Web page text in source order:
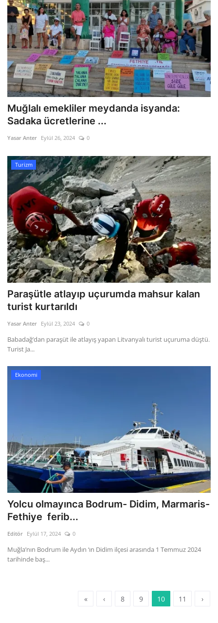
Muğlalı emekliler meydanda isyanda:
Sadaka ücretlerine ...
Yasar Anter Eylül 26, 2024 0
Turizm
Paraşütle atlayıp uçurumda mahsur kalan
turist kurtarıldı
Yasar Anter Eylül 23, 2024 0
Babadağ’dan paraşüt ile atlayış yapan Litvanyalı turist uçuruma düştü.
Turist Ja...
Ekonomi
Yolcu olmayınca Bodrum- Didim, Marmaris-
Fethiye ferib...
Editör Eylül 17, 2024 0
Muğla’nın Bodrum ile Aydın ‘ın Didim ilçesi arasında 1 Temmuz 2024
tarihinde baş...
« ‹ 8 9 10 11 ›